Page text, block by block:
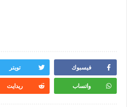
فيسبوك تويتر
واتساب ريدايت